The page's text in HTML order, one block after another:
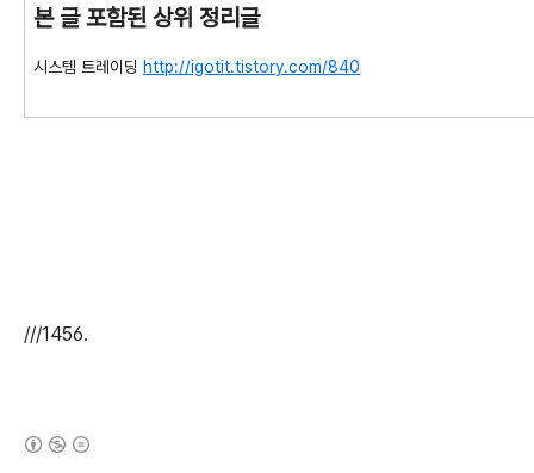
본 글 포함된 상위 정리글
시스템 트레이딩 http://igotit.tistory.com/840
///1456.